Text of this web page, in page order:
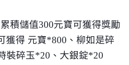
累積儲值300元寶可獲得獎勵
獲得 元寶*800 、柳如是碎
裝碎玉*20 、大銀錠*20